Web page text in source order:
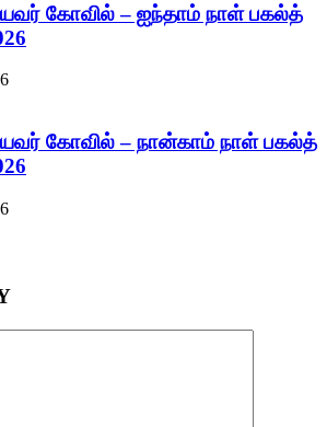
கோவில் – ஐந்தாம் நாள் பகல்த்
கோவில் – நான்காம் நாள் பகல்த்